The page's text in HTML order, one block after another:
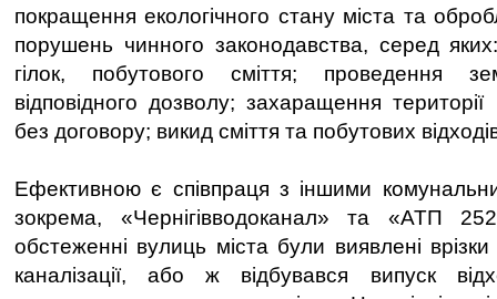
покращення екологічного стану міста та
порушень чинного законодавства, серед
гілок, побутового сміття; проведення
відповідного дозволу; захаращення території
без договору; викид сміття та побутових
Ефективною є співпраця з іншими
зокрема, «Чернігівводоканал» та «АТП
обстеженні вулиць міста були виявлені
каналізації, або ж відбувався випуск